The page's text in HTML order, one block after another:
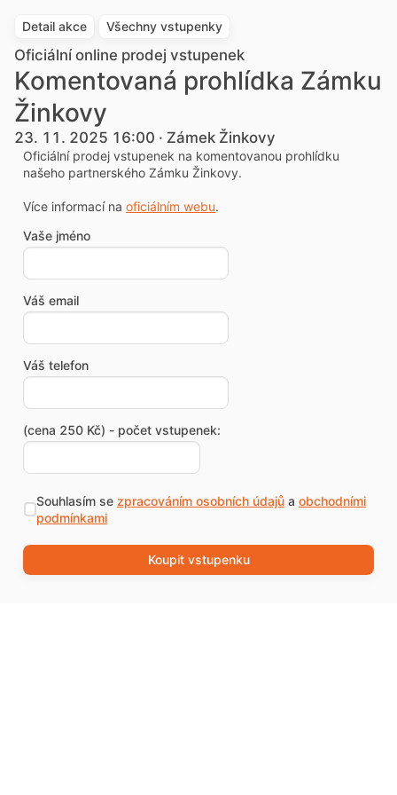
Detail akce Všechny vstupenky
Oficiální online prodej vstupenek
Komentovaná prohlídka Zámku
Žinkovy
23. 11. 2025 16:00 · Zámek Žinkovy
Oficiální prodej vstupenek na komentovanou prohlídku
našeho partnerského Zámku Žinkovy.
Více informací na oficiálním webu.
Vaše jméno
Váš email
Váš telefon
(cena 250 Kč) - počet vstupenek:
Souhlasím se zpracováním osobních údajůa obchodními
podmínkami
Koupit vstupenku